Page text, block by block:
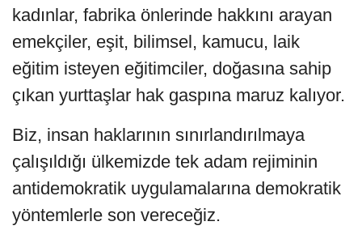
kadınlar, fabrika önlerinde hakkını arayan
emekçiler, eşit, bilimsel, kamucu, laik
eğitim isteyen eğitimciler, doğasına sahip
çıkan yurttaşlar hak gaspına maruz kalıyor.
Biz, insan haklarının sınırlandırılmaya
çalışıldığı ülkemizde tek adam rejiminin
antidemokratik uygulamalarına demokratik
yöntemlerle son vereceğiz.